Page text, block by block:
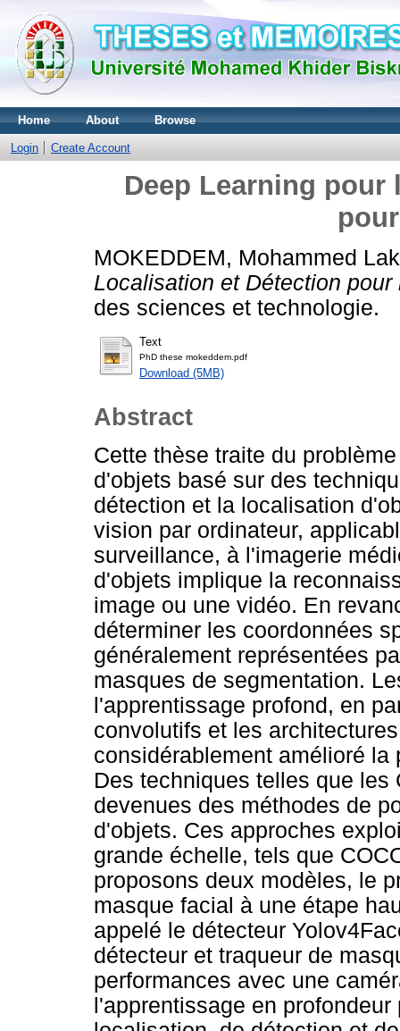
Home About Browse
Login Create Account
Deep Learning
MOKEDDEM, Mohammed
Localisation et Détection pour
des sciences et technologie.
Text
PhD these mokeddem.pdf
Download (5MB)
Abstract
Cette thèse traite du
d'objets basé sur des
détection et la localisation
vision par ordinateur,
surveillance, à l'imagerie
d'objets implique la
image ou une vidéo. En
déterminer les coordonnées
généralement représentées
masques de segmentation.
l'apprentissage profond, en
convolutifs et les
considérablement amélioré
Des techniques telles que les
devenues des méthodes de
d'objets. Ces approches
grande échelle, tels que
proposons deux modèles, le
masque facial à une étape
appelé le détecteur
détecteur et traqueur de
performances avec une
l'apprentissage en